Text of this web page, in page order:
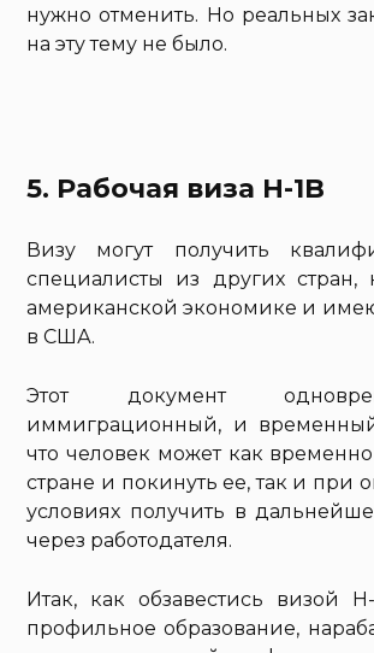
нужно отменить. Но реальных
на эту тему не было.
5. Рабочая виза H-1B
Визу могут получить
специалисты из других стран,
американской экономике и
в США.
Этот документ
иммиграционный, и
что человек может как временно
стране и покинуть ее, так и при
условиях получить в
через работодателя.
Итак, как обзавестись визой
профильное образование,